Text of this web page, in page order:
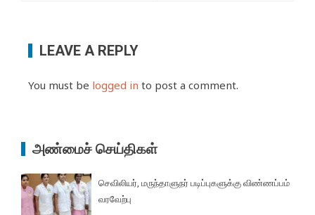
LEAVE A REPLY
You must be logged in to post a comment.
அண்மைச் செய்திகள்
செவிலியர், மருந்தாளுநர் படிப்புகளுக்கு விண்ணப்பம்
வரவேற்பு